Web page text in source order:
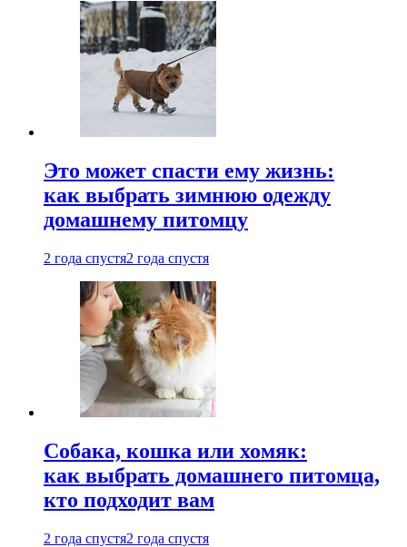
Это может спасти ему жизнь:
как выбрать зимнюю одежду
домашнему питомцу
2 года спустя2 года спустя
Собака, кошка или хомяк:
как выбрать домашнего питомца,
кто подходит вам
2 года спустя2 года спустя